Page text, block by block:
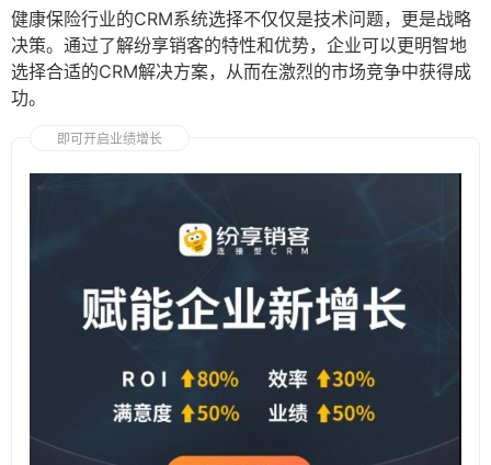
健康保险行业的CRM系统选择不仅仅是技术问题，更是战略
决策。通过了解纷享销客的特性和优势，企业可以更明智地
选择合适的CRM解决方案，从而在激烈的市场竞争中获得成
功。
即可开启业绩增长